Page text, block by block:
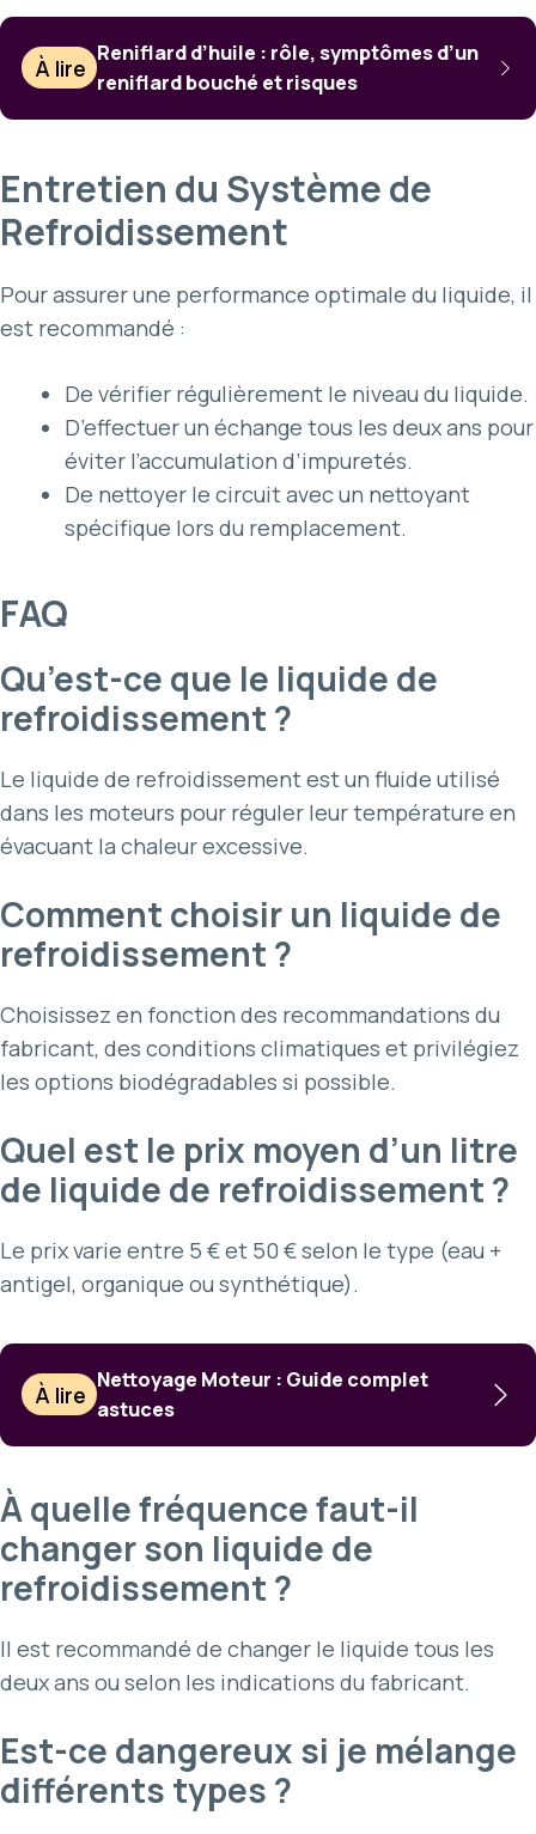
À lire
Reniflard d’huile : rôle, symptômes d’un
reniflard bouché et risques
Entretien du Système de
Refroidissement
Pour assurer une performance optimale du liquide, il
est recommandé :
De vérifier régulièrement le niveau du liquide.
D’effectuer un échange tous les deux ans pour
éviter l’accumulation d’impuretés.
De nettoyer le circuit avec un nettoyant
spécifique lors du remplacement.
FAQ
Qu’est-ce que le liquide de
refroidissement ?
Le liquide de refroidissement est un fluide utilisé
dans les moteurs pour réguler leur température en
évacuant la chaleur excessive.
Comment choisir un liquide de
refroidissement ?
Choisissez en fonction des recommandations du
fabricant, des conditions climatiques et privilégiez
les options biodégradables si possible.
Quel est le prix moyen d’un litre
de liquide de refroidissement ?
Le prix varie entre 5 € et 50 € selon le type (eau +
antigel, organique ou synthétique).
À lire
Nettoyage Moteur : Guide complet
astuces
À quelle fréquence faut-il
changer son liquide de
refroidissement ?
Il est recommandé de changer le liquide tous les
deux ans ou selon les indications du fabricant.
Est-ce dangereux si je mélange
différents types ?